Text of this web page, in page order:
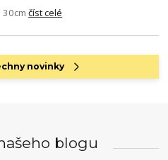
30cmčíst celé
novinky
blogu